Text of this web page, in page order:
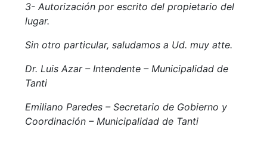
3- Autorización por escrito del propietario del
lugar.
Sin otro particular, saludamos a Ud. muy atte.
Dr. Luis Azar – Intendente – Municipalidad de
Tanti
Emiliano Paredes – Secretario de Gobierno y
Coordinación – Municipalidad de Tanti